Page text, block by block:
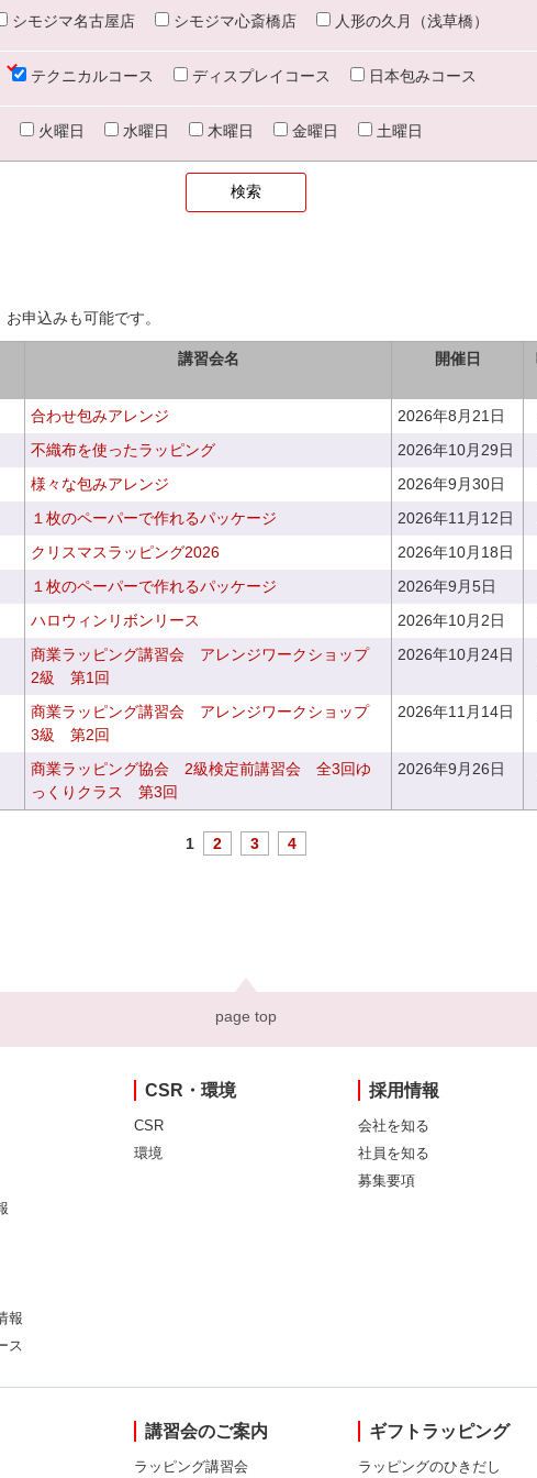
シモジマ名古屋店 シモジマ心斎橋店 人形の久月（浅草橋）
テクニカルコース ディスプレイコース 日本包みコース
火曜日 水曜日 木曜日 金曜日 土曜日
申込みも可能です。
講習会名 開催日
合わせ包みアレンジ
2026年8月21日
不織布を使ったラッピング
2026年10月29日
様々な包みアレンジ
2026年9月30日
１枚のペーパーで作れるパッケージ
2026年11月12日
クリスマスラッピング2026
2026年10月18日
１枚のペーパーで作れるパッケージ
2026年9月5日
ハロウィンリボンリース
2026年10月2日
商業ラッピング講習会 アレンジワークショップ
2級 第1回
2026年10月24日
商業ラッピング講習会 アレンジワークショップ
3級 第2回
2026年11月14日
商業ラッピング協会 2級検定前講習会 全3回ゆ
っくりクラス 第3回
2026年9月26日
1 2 3 4
page top
報
ス
CSR・環境
CSR
環境
採用情報
会社を知る
社員を知る
募集要項
講習会のご案内
ラッピング講習会
ギフトラッピング
ラッピングのひきだし